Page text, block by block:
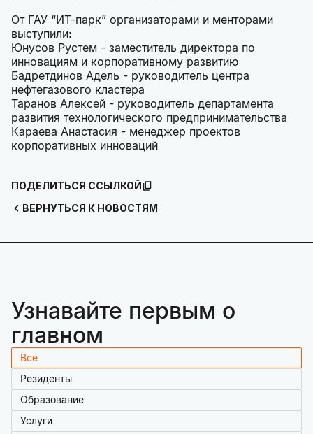
От ГАУ “ИТ-парк” организаторами и менторами
выступили:
Юнусов Рустем - заместитель директора по
инновациям и корпоративному развитию
Бадретдинов Адель - руководитель центра
нефтегазового кластера
Таранов Алексей - руководитель департамента
развития технологического предпринимательства
Караева Анастасия - менеджер проектов
корпоративных инноваций
ВЕРНУТЬСЯ К НОВОСТЯМ
ПОДЕЛИТЬСЯ ССЫЛКОЙ
Узнавайте первым о
главном
Все
Резиденты
Образование
Услуги